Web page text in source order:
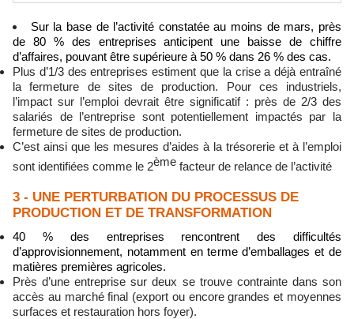
Sur la base de l’activité constatée au moins de mars, près
de 80 % des entreprises anticipent une baisse de chiffre
d’affaires, pouvant être supérieure à 50 % dans 26 % des cas.
Plus d’1/3 des entreprises estiment que la crise a déjà entraîné
la fermeture de sites de production. Pour ces industriels,
l’impact sur l’emploi devrait être significatif : près de 2/3 des
salariés de l’entreprise sont potentiellement impactés par la
fermeture de sites de production.
C’est ainsi que les mesures d’aides à la trésorerie et à l’emploi
sont identifiées comme le 2ème facteur de relance de l’activité
3 - UNE PERTURBATION DU PROCESSUS DE
PRODUCTION ET DE TRANSFORMATION
40 % des entreprises rencontrent des difficultés
d’approvisionnement, notamment en terme d’emballages et de
matières premières agricoles.
Près d’une entreprise sur deux se trouve contrainte dans son
accès au marché final (export ou encore grandes et moyennes
surfaces et restauration hors foyer).